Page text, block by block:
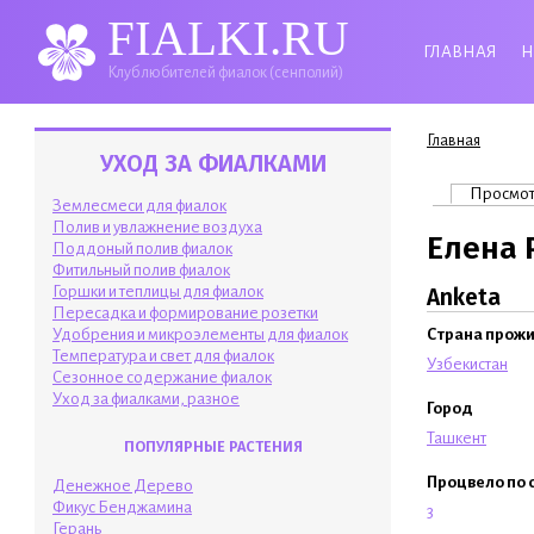
FIALKI.RU
Клуб любителей фиалок (сенполий)
ГЛАВНАЯ
УХОД ЗА ФИАЛКАМИ
Землесмеси для фиалок
Полив и увлажнение воздуха
Поддоный полив фиалок
Фитильный полив фиалок
Горшки и теплицы для фиалок
Пересадка и формирование розетки
Удобрения и микроэлементы для фиалок
Температура и свет для фиалок
Сезонное содержание фиалок
Уход за фиалками, разное
ПОПУЛЯРНЫЕ РАСТЕНИЯ
Денежное Дерево
Фикус Бенджамина
Герань
Вы здесь
Главная
Главные
Елена
Anketa
Страна
Узбекистан
Город
Ташкент
Процвело по
3